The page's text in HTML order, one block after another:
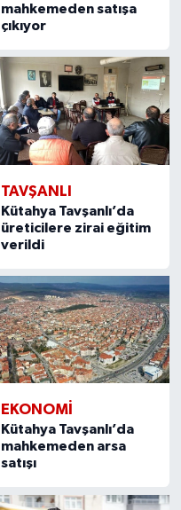
mahkemeden satışa
çıkıyor
TAVŞANLI
Kütahya Tavşanlı’da
üreticilere zirai eğitim
verildi
EKONOMI
Kütahya Tavşanlı’da
mahkemeden arsa
satışı